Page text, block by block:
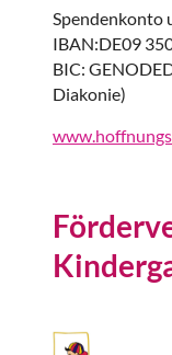
Spendenkonto
IBAN:DE09
BIC:
Diakonie)